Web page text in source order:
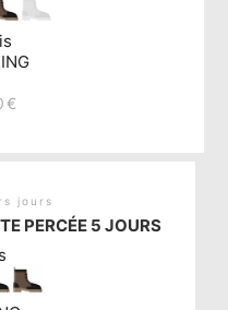
€
jours
PERCÉE 5 JOURS